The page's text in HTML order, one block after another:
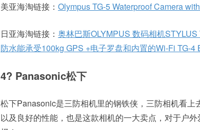
美亚海淘链接： Olympus TG-5 Waterproof Camera
日亚海淘链接： 奥林巴斯OLYMPUS 数码相机
防水能承受100kg GPS +电子罗盘和内置的Wi-Fi TG-4
4? Panasonic松下
松下Panasonic是三防相机里的钢铁侠，三防相机看
以及良好的性能，也是这款相机的一大卖点，对于户